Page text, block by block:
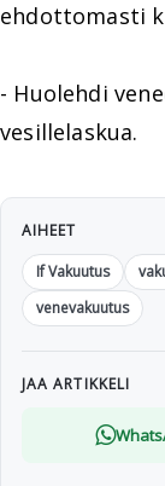
ehdottomasti
- Huolehdi
vesillelaskua.
AIHEET
If Vakuutus
venevakuutus
JAA ARTIKKELI